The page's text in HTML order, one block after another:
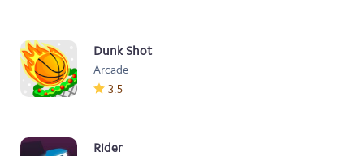
Dunk Shot
Arcade
3.5
Rider